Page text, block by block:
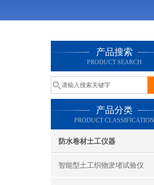
产品搜索
PRODUCT SEARCH
产品分类
PRODUCT CLASSIFICATION
防水卷材土工仪器
智能型土工织物淤堵试验仪